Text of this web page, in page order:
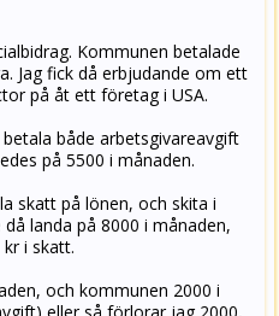
Kommunen betalade
Jag fick då erbjudande om ett
på åt ett företag i USA.
både arbetsgivareavgift
på 5500 i månaden.
skatt på lönen, och skita i
landa på 8000 i månaden,
i skatt.
och kommunen 2000 i
eller så förlorar jag 2000,